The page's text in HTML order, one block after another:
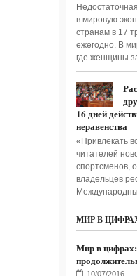
в мировую
странам в 17
ежегодно. В
где женщины
16 дней
неравенства
«Привлекать
читателей
спортсменов,
владельцев
МИР В
Мир в